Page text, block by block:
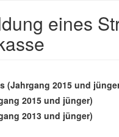
eines
(Jahrgang 2015 und
2015 und jünger)
2013 und jünger)